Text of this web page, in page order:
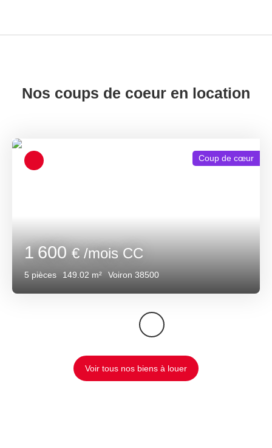
Nos coups de coeur en location
1 600€ /mois CC
5 pièces 149.02 m² Voiron 38500
Coup de cœur
Voir tous nos biens à louer